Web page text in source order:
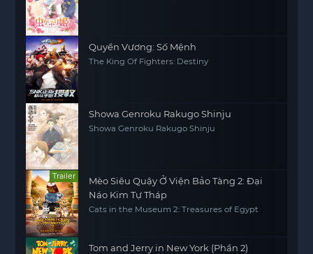
Quyền Vương: Số Mệnh
The King Of Fighters: Destiny
Showa Genroku Rakugo Shinju
Showa Genroku Rakugo Shinju
Trailer
Mèo Siêu Quậy Ở Viện Bảo Tàng 2: Đại
Náo Kim Tự Tháp
Cats in the Museum 2: Treasures of Egypt
Tom and Jerry in New York (Phần 2)